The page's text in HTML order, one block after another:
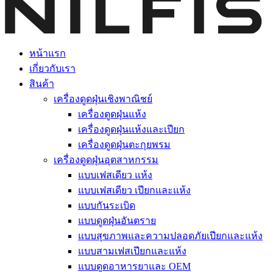
หน้าแรก
เกี่ยวกับเรา
สินค้า
เครื่องดูดฝุ่นเชิงพาณิชย์
เครื่องดูดฝุ่นแห้ง
เครื่องดูดฝุ่นแห้งและเปียก
เครื่องดูดฝุ่นตะกุยพรม
เครื่องดูดฝุ่นอุตสาหกรรม
แบบเฟสเดียว แห้ง
แบบเฟสเดียว เปียกและแห้ง
แบบกันระเบิด
แบบดูดฝุ่นอันตราย
แบบสุขภาพและความปลอดภัยเปียกและแห้ง
แบบสามเฟสเปียกและแห้ง
แบบดูดอาหารยาและ OEM